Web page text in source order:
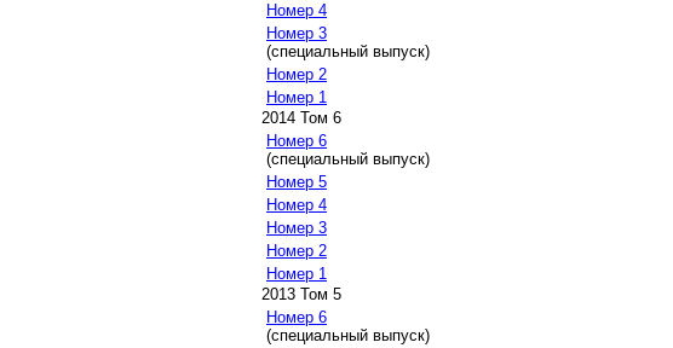
Номер 4
Номер 3
(специальный выпуск)
Номер 2
Номер 1
2014 Том 6
Номер 6
(специальный выпуск)
Номер 5
Номер 4
Номер 3
Номер 2
Номер 1
2013 Том 5
Номер 6
(специальный выпуск)